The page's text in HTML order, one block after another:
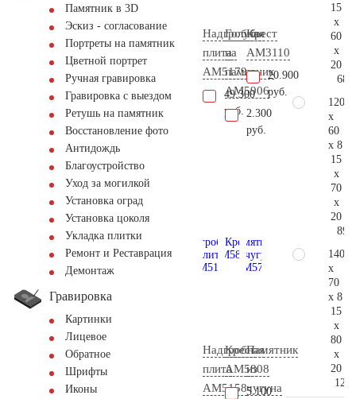
Памятник в 3D
Эскиз - согласование
Портреты на памятник
Цветной портрет
Ручная гравировка
Гравировка с выездом
Ретушь на памятник
Восстановление фото
Антидождь
Благоустройство
Уход за могилкой
Установка оград
Установка цоколя
Укладка плитки
Ремонт и Реставрация
Демонтаж
Гравировка
Картинки
Лицевое
Обратное
Шрифты
Иконы
Надгробная
плита
AM5179
49.300
руб.
Голубь
на
памятник
AM5906
2.300
руб.
Крест
AM3110
20.900
руб.
Надгробная
плита
AM5158
Крест
AM5808
5.100
Памятник
из
чугуна
15
x
60
x
20
120
x
60
x 8
15
x
70
x
20
140
x
70
x 8
15
x
80
x
20